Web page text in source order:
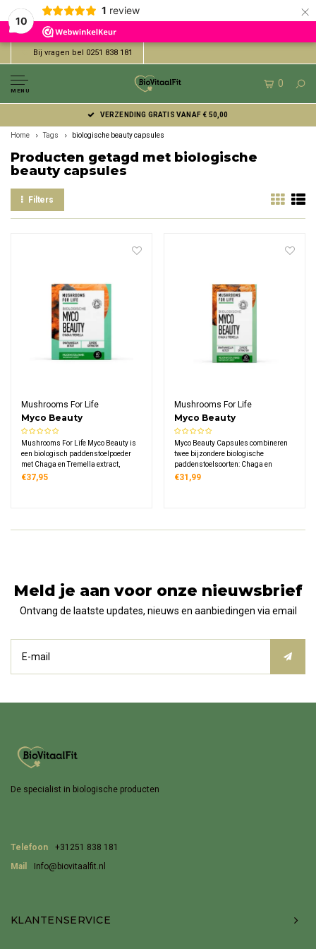
10
1 review ×
Bij vragen bel 0251 838 181
MENU
0
VERZENDING GRATIS VANAF € 50,00
Home Tags biologische beauty capsules
Producten getagd met biologische
beauty capsules
Filters
Mushrooms For Life
Myco Beauty
Paddenstoelen Poeder
Bio
Mushrooms For Life Myco Beauty is
een biologisch paddenstoelpoeder
met Chaga en Tremella extract,
zorgvuldig samengesteld voor
€37,95
Mushrooms For Life
Myco Beauty
Paddenstoelen
Capsules Bio
Myco Beauty Capsules combineren
twee bijzondere biologische
paddenstoelsoorten: Chaga en
Tremella. Deze zorgvuldig
€31,99
Meld je aan voor onze nieuwsbrief
Ontvang de laatste updates, nieuws en aanbiedingen via email
De specialist in biologische producten
Telefoon
+31251 838 181
Mail
Info@biovitaalfit.nl
KLANTENSERVICE